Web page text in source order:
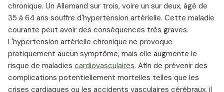
chronique. Un Allemand sur trois, voire un sur deux, âgé de
35 à 64 ans souffre d'hypertension artérielle. Cette maladie
courante peut avoir des conséquences très graves.
L'hypertension artérielle chronique ne provoque
pratiquement aucun symptôme, mais elle augmente le
risque de maladies cardiovasculaires. Afin de prévenir des
complications potentiellement mortelles telles que les
crises cardiaques ou les accidents vasculaires cérébraux, il